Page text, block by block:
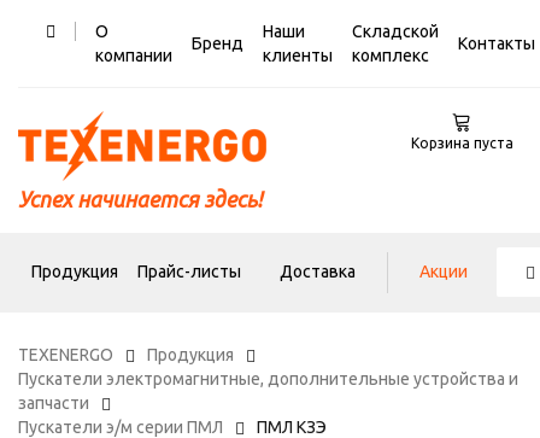
О
компании
Бренд
Наши
клиенты
Складской
комплекс
Контакты
Успех начинается здесь!
Корзина пуста
Продукция Прайс-листы Доставка Акции
TEXENERGO
Продукция
Пускатели электромагнитные, дополнительные устройства и
запчасти
Пускатели э/м серии ПМЛ
ПМЛ КЗЭ